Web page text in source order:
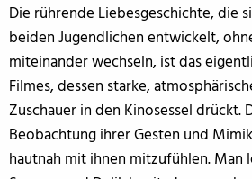
Die rührende Liebesgeschichte, die
beiden Jugendlichen entwickelt,
miteinander wechseln, ist das
Filmes, dessen starke,
Zuschauer in den Kinosessel drückt.
Beobachtung ihrer Gesten und
hautnah mit ihnen mitzufühlen. Man